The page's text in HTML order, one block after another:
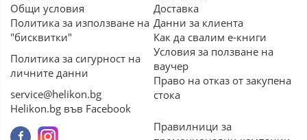
Общи условия
Политика за използване на
"бисквитки"
Политика за сигурност на
личните данни
service@helikon.bg
Helikon.bg във Facebook
Доставка
Данни за клиента
Как да свалим е-книги
Условия за ползване на
ваучер
Право на отказ от закупена
стока
Правилници за